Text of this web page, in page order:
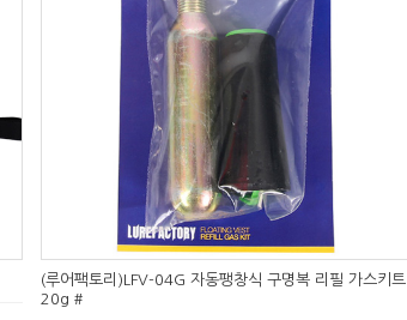
(루어팩토리)LFV-04G 자동팽창식 구명복 리필 가스키트
20g #